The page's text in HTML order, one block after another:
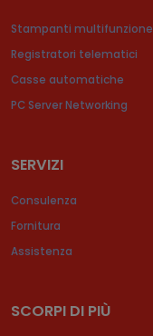
Stampanti multifunzione
Registratori telematici
Casse automatiche
PC Server Networking
SERVIZI
Consulenza
Fornitura
Assistenza
SCORPI DI PIÙ